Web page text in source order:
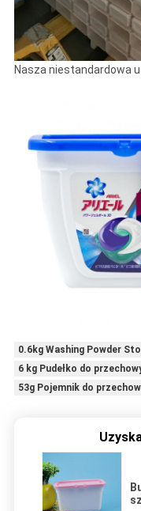
Nasza niestandardowa
0.6kg Washing Powder
6 kg Pudełko do
53g Pojemnik do